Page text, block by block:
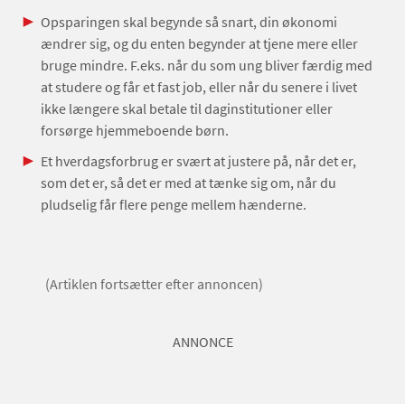
Opsparingen skal begynde så snart, din økonomi
ændrer sig, og du enten begynder at tjene mere eller
bruge mindre. F.eks. når du som ung bliver færdig med
at studere og får et fast job, eller når du senere i livet
ikke længere skal betale til daginstitutioner eller
forsørge hjemmeboende børn.
Et hverdagsforbrug er svært at justere på, når det er,
som det er, så det er med at tænke sig om, når du
pludselig får flere penge mellem hænderne.
(Artiklen fortsætter efter annoncen)
ANNONCE